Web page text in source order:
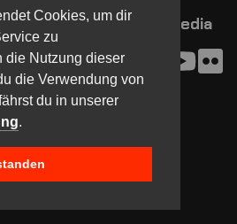
Cookies, um dir
zu
die Nutzung dieser
die Verwendung von
du in unserer
.
Community Media
2024 Team NorthCon